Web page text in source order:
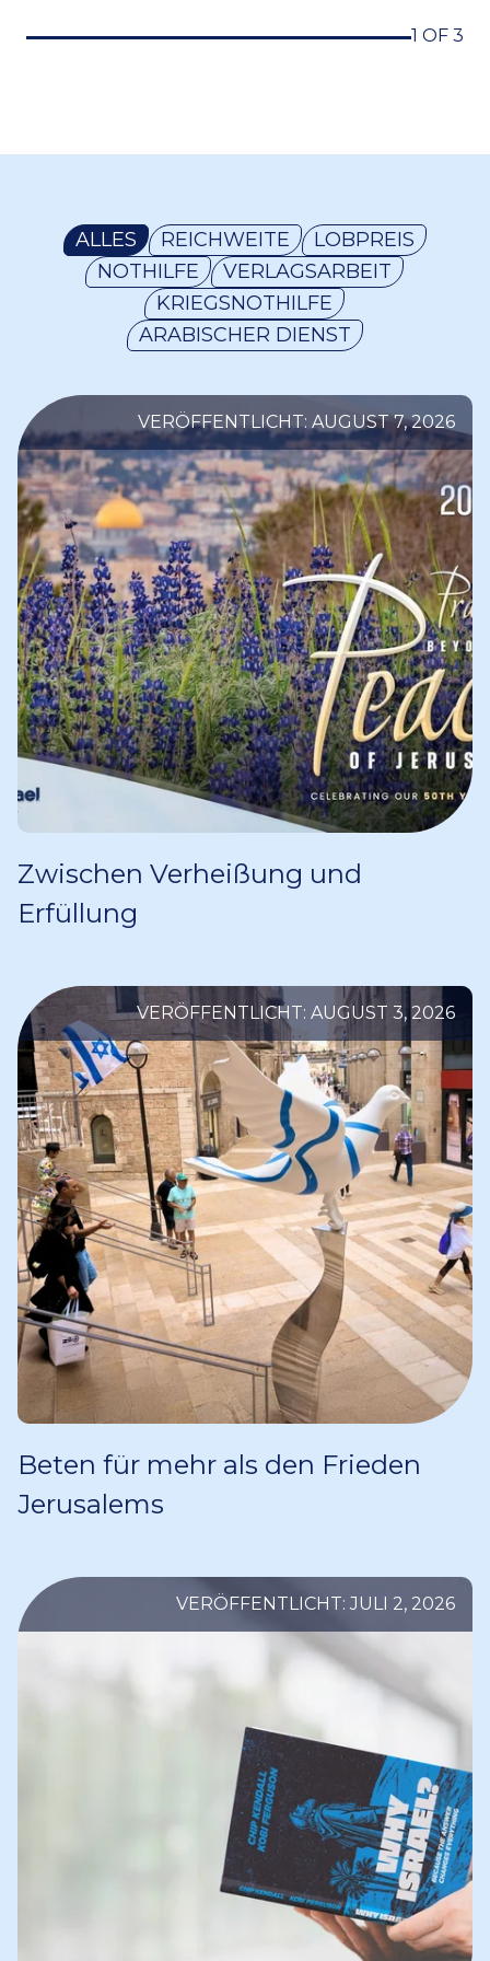
1 OF 3
ALLES REICHWEITE
LOBPREIS
NOTHILFE
VERLAGSARBEIT
KRIEGSNOTHILFE
ARABISCHER DIENST
VERÖFFENTLICHT: AUGUST 7, 2026
Zwischen Verheißung und
Erfüllung
VERÖFFENTLICHT: AUGUST 3, 2026
Beten für mehr als den Frieden
Jerusalems
VERÖFFENTLICHT: JULI 2, 2026